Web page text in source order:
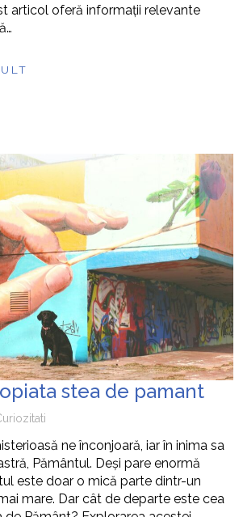
articol oferă informații relevante
stea de pamant
ne înconjoară, iar în inima sa
Pământul. Deși pare enormă
este doar o mică parte dintr-un
mare. Dar cât de departe este cea